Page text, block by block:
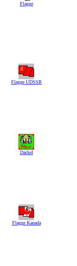
Flagge
Flagge UDSSR
Dackel
Flagge Kanada